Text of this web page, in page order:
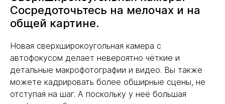
Сосредоточьтесь на мелочах и на
общей картине.
Новая сверхширокоугольная камера с
автофокусом делает невероятно чёткие и
детальные макрофотографии и видео. Вы также
можете кадрировать более обширные сцены, не
отступая на шаг. А поскольку у неё большая